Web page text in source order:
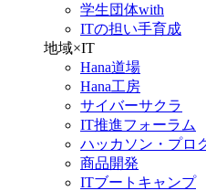
学生団体with
ITの担い手育成
地域×IT
Hana道場
Hana工房
サイバーサクラ
IT推進フォーラム
ハッカソン・プロ
商品開発
ITブートキャンプ